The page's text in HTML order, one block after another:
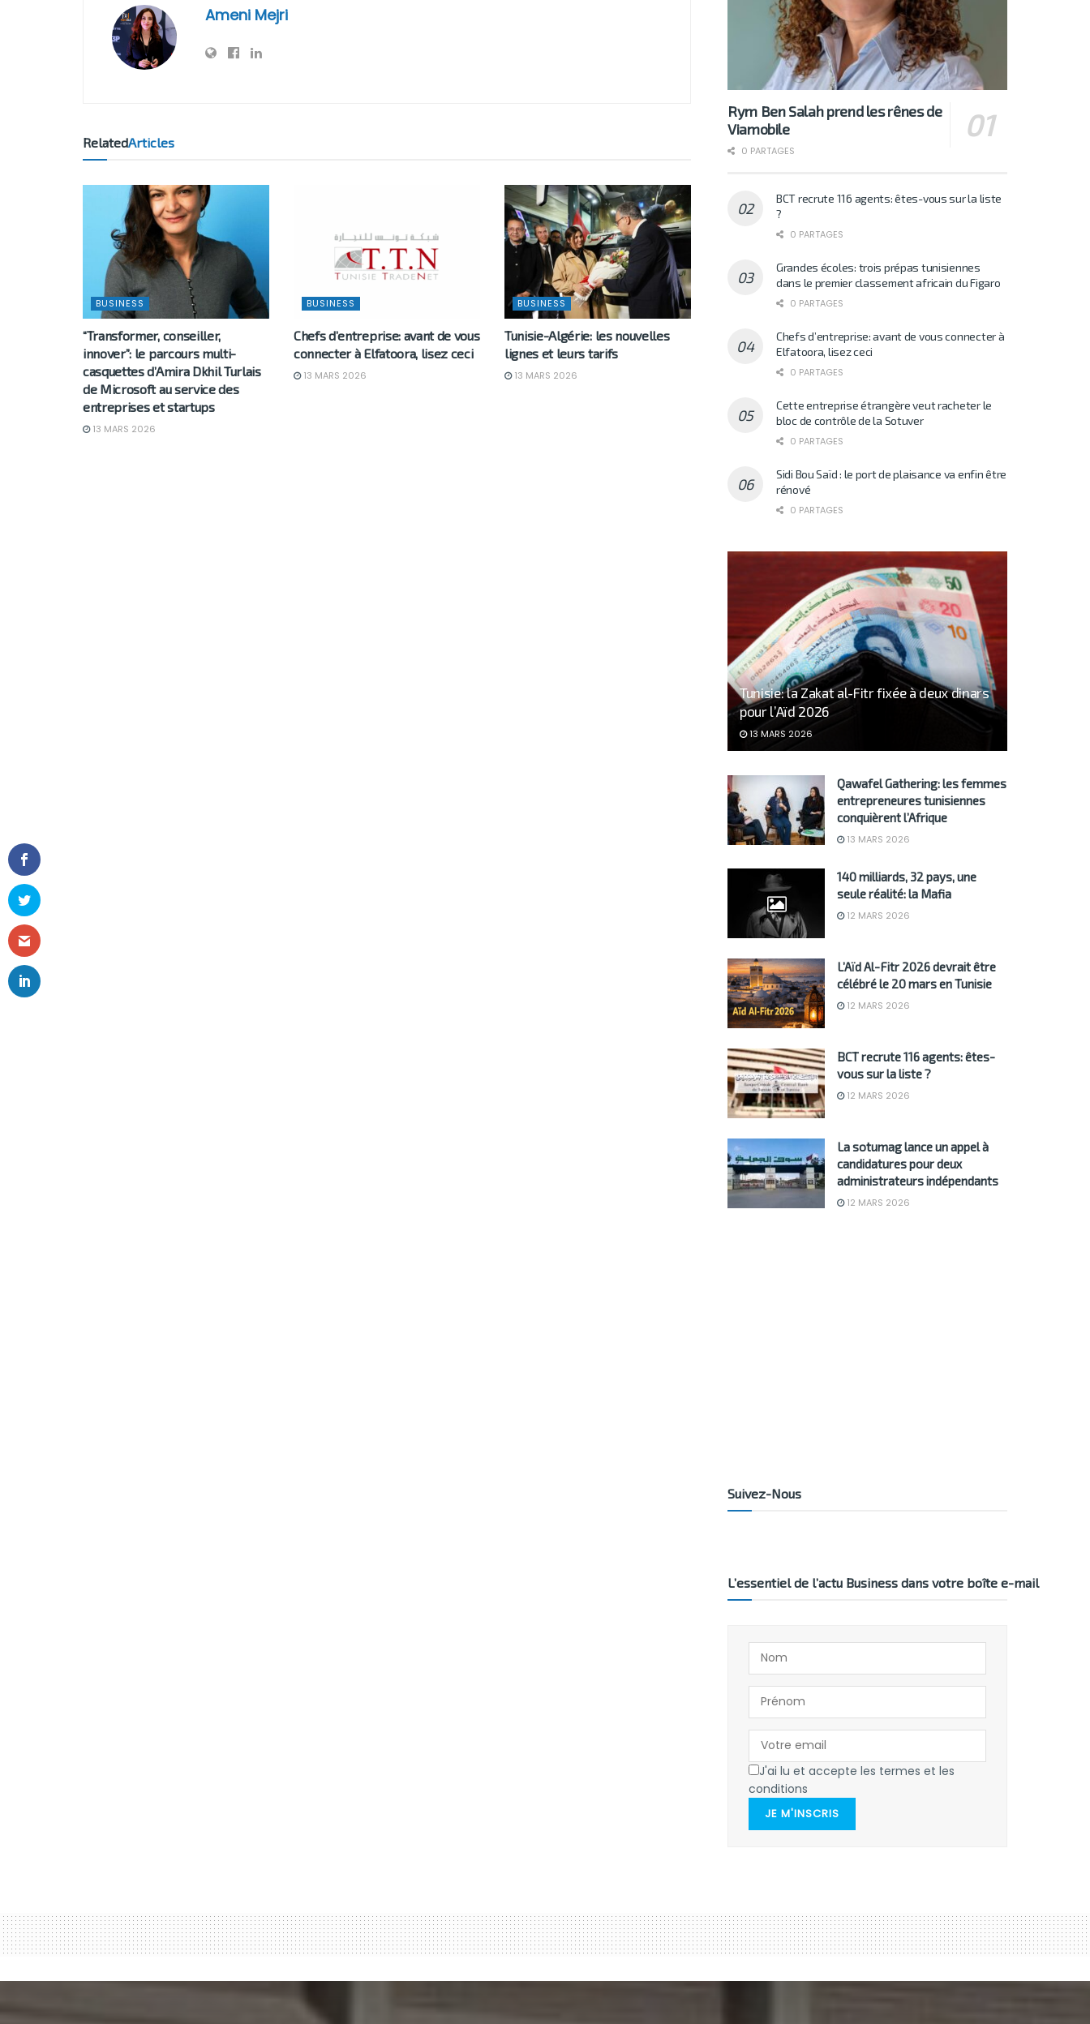
Ameni Mejri
RelatedArticles
BUSINESS
“Transformer, conseiller,
innover”: le parcours multi-
casquettes d’Amira Dkhil Turlais
de Microsoft au service des
entreprises et startups
13 MARS 2026
BUSINESS
Chefs d’entreprise: avant de vous
connecter à Elfatoora, lisez ceci
13 MARS 2026
BUSINESS
Tunisie-Algérie: les nouvelles
lignes et leurs tarifs
13 MARS 2026
Rym Ben Salah prend les rênes de
Viamobile
0 PARTAGES
BCT recrute 116 agents: êtes-vous sur la liste
?
0 PARTAGES
Grandes écoles: trois prépas tunisiennes
dans le premier classement africain du Figaro
0 PARTAGES
Chefs d’entreprise: avant de vous connecter à
Elfatoora, lisez ceci
0 PARTAGES
Cette entreprise étrangère veut racheter le
bloc de contrôle de la Sotuver
0 PARTAGES
Sidi Bou Saïd : le port de plaisance va enfin être
rénové
0 PARTAGES
Tunisie: la Zakat al-Fitr fixée à deux dinars
pour l’Aïd 2026
13 MARS 2026
Qawafel Gathering: les femmes
entrepreneures tunisiennes
conquièrent l’Afrique
13 MARS 2026
140 milliards, 32 pays, une
seule réalité: la Mafia
12 MARS 2026
L’Aïd Al-Fitr 2026 devrait être
célébré le 20 mars en Tunisie
12 MARS 2026
BCT recrute 116 agents: êtes-
vous sur la liste ?
12 MARS 2026
La sotumag lance un appel à
candidatures pour deux
administrateurs indépendants
12 MARS 2026
Suivez-Nous
L’essentiel de l’actu Business dans votre boîte e-mail
J'ai lu et accepte les termes et les
conditions
JE M'INSCRIS